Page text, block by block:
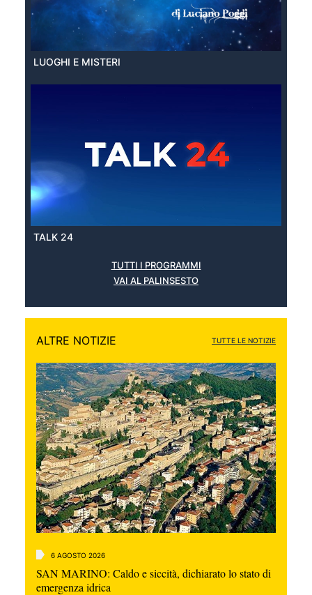
LUOGHI E MISTERI
TALK 24
TUTTI I PROGRAMMI
VAI AL PALINSESTO
ALTRE NOTIZIE TUTTE LE NOTIZIE
6 AGOSTO 2026
SAN MARINO: Caldo e siccità, dichiarato lo stato di
emergenza idrica